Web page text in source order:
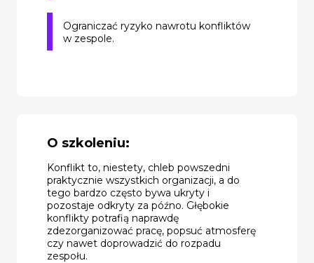
Ograniczać ryzyko nawrotu konfliktów
w zespole.
O szkoleniu:
Konflikt to, niestety, chleb powszedni
praktycznie wszystkich organizacji, a do
tego bardzo często bywa ukryty i
pozostaje odkryty za późno. Głębokie
konflikty potrafią naprawdę
zdezorganizować pracę, popsuć atmosferę
czy nawet doprowadzić do rozpadu
zespołu.